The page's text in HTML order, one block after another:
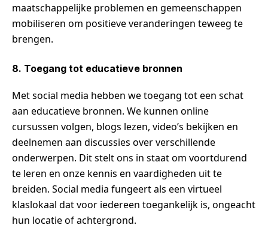
maatschappelijke problemen en gemeenschappen
mobiliseren om positieve veranderingen teweeg te
brengen.
8. Toegang tot educatieve bronnen
Met social media hebben we toegang tot een schat
aan educatieve bronnen. We kunnen online
cursussen volgen, blogs lezen, video’s bekijken en
deelnemen aan discussies over verschillende
onderwerpen. Dit stelt ons in staat om voortdurend
te leren en onze kennis en vaardigheden uit te
breiden. Social media fungeert als een virtueel
klaslokaal dat voor iedereen toegankelijk is, ongeacht
hun locatie of achtergrond.